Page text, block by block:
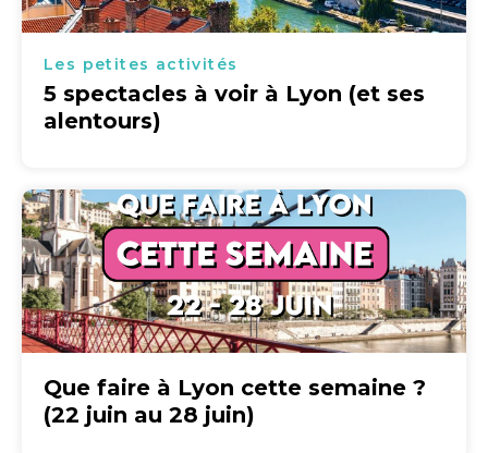
Les petites activités
5 spectacles à voir à Lyon (et ses
alentours)
Que faire à Lyon cette semaine ?
(22 juin au 28 juin)